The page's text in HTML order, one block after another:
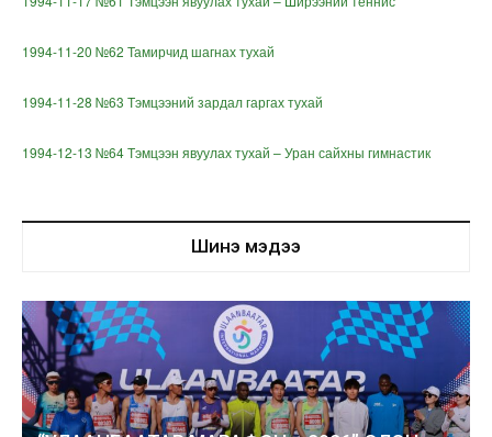
1994-11-20 №62 Тамирчид шагнах тухай
1994-11-28 №63 Тэмцээний зардал гаргах тухай
1994-12-13 №64 Тэмцээн явуулах тухай – Уран сайхны гимнастик
Шинэ мэдээ